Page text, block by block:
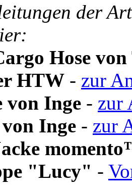
der
Hose
HTW - zur
von Inge - zur
Inge - zur
"Lucy" -